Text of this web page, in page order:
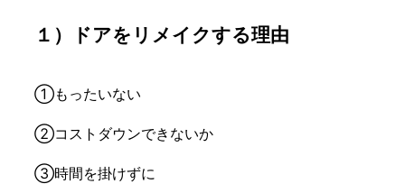
１）ドアをリメイクする理由
①もったいない
②コストダウンできないか
③時間を掛けずに